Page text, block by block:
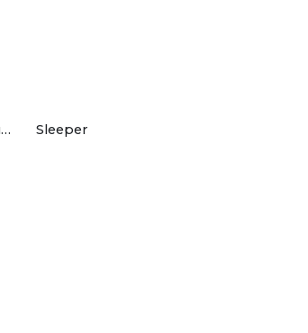
Sedia Cozy CB2135 – Connubia Sleeper